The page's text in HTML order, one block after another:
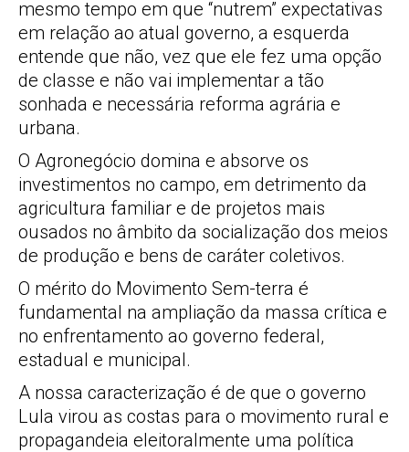
mesmo tempo em que “nutrem” expectativas
em relação ao atual governo, a esquerda
entende que não, vez que ele fez uma opção
de classe e não vai implementar a tão
sonhada e necessária reforma agrária e
urbana.
O Agronegócio domina e absorve os
investimentos no campo, em detrimento da
agricultura familiar e de projetos mais
ousados no âmbito da socialização dos meios
de produção e bens de caráter coletivos.
O mérito do Movimento Sem-terra é
fundamental na ampliação da massa crítica e
no enfrentamento ao governo federal,
estadual e municipal.
A nossa caracterização é de que o governo
Lula virou as costas para o movimento rural e
propagandeia eleitoralmente uma política